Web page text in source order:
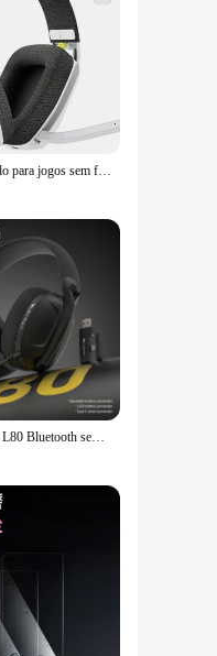
Whether
Fone de ouvido para jogos sem fio BINNUNE BW06 2.4G com microfone Flip ENC para PC, PS4, PS5, fones de ouvido Bluetooth de modo duplo para jogadores
SmaILWOLF L80 Bluetooth sem fio com fio de três modos para jogos fone de ouvido laptop doméstico fone de ouvido leve com microfone estéreo Hi-Fi